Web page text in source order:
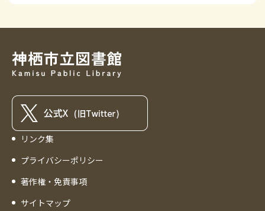
リンク集
プライバシーポリシー
著作権・免責事項
サイトマップ